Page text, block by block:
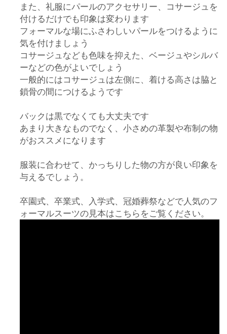
また、礼服にパールのアクセサリー、コサージュを
付けるだけでも印象は変わります
フォーマルな場にふさわしいパールをつけるように
気を付けましょう
コサージュなども色味を抑えた、ベージュやシルバ
ーなどの色がよいでしょう
一般的にはコサージュは左側に、着ける高さは脇と
鎖骨の間につけるようです
バックは黒でなくても大丈夫です
あまり大きなものでなく、小さめの革製や布制の物
がおススメになります
服装に合わせて、かっちりした物の方が良い印象を
与えるでしょう。
卒園式、卒業式、入学式、冠婚葬祭などで人気のフ
ォーマルスーツの見本はこちらをご覧ください。